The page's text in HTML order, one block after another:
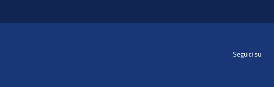
Seguici su